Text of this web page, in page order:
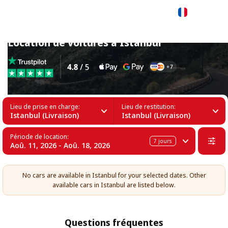
Location de voitures à Istanbul
Lieu de prise en charge:
Istanbul (Livraison)
Lieu de restitution:
Istanbul (Livraison)
Période de location:
Aoû. 11, 2026 - Aoû. 18, 2026 7 jours
No cars are available in Istanbul for your selected dates. Other
available cars in Istanbul are listed below.
Questions fréquentes